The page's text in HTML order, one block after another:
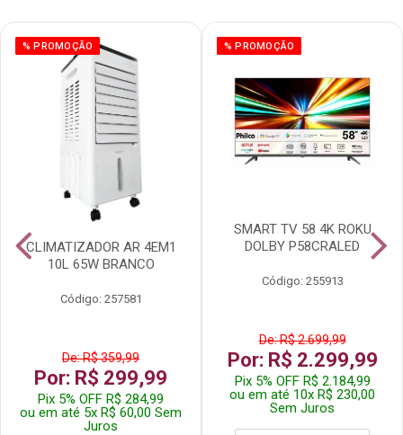
% PROMOÇÃO
CLIMATIZADOR AR 4EM1
10L 65W BRANCO
Código: 257581
De: R$ 359,99
Por: R$ 299,99
Pix 5% OFF R$ 284,99
ou em até 5x R$ 60,00 Sem
Juros
% PROMOÇÃO
SMART TV 58 4K ROKU
DOLBY P58CRALED
Código: 255913
De: R$ 2.699,99
Por: R$ 2.299,99
Pix 5% OFF R$ 2.184,99
ou em até 10x R$ 230,00
Sem Juros